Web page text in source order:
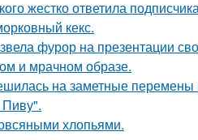
жестко ответила
кекс.
фурор на презентации
и мрачном образе.
на заметные
Пиву".
хлопьями.